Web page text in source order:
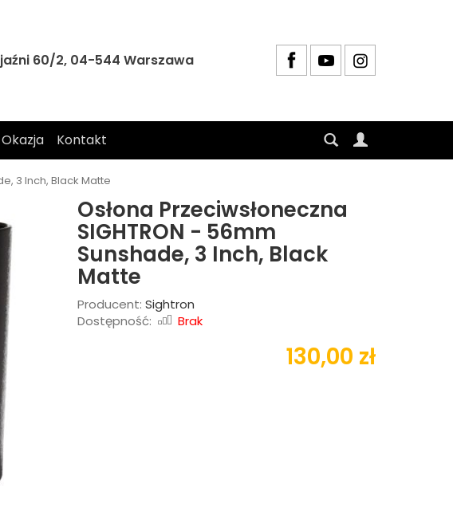
60/2, 04-544 Warszawa
Okazja Kontakt
3 Inch, Black Matte
Osłona Przeciwsłoneczna
SIGHTRON - 56mm
Sunshade, 3 Inch, Black
Matte
Producent: Sightron
Dostępność:
Brak
130,00 zł